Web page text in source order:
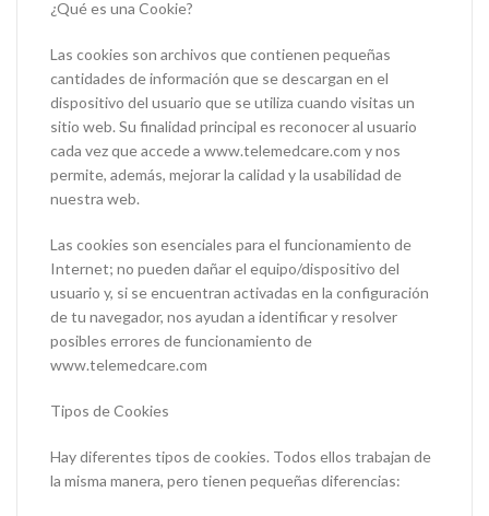
¿Qué es una Cookie?
Las cookies son archivos que contienen pequeñas
cantidades de información que se descargan en el
dispositivo del usuario que se utiliza cuando visitas un
sitio web. Su finalidad principal es reconocer al usuario
cada vez que accede a www.telemedcare.com y nos
permite, además, mejorar la calidad y la usabilidad de
nuestra web.
Las cookies son esenciales para el funcionamiento de
Internet; no pueden dañar el equipo/dispositivo del
usuario y, si se encuentran activadas en la configuración
de tu navegador, nos ayudan a identificar y resolver
posibles errores de funcionamiento de
www.telemedcare.com
Tipos de Cookies
Hay diferentes tipos de cookies. Todos ellos trabajan de
la misma manera, pero tienen pequeñas diferencias: